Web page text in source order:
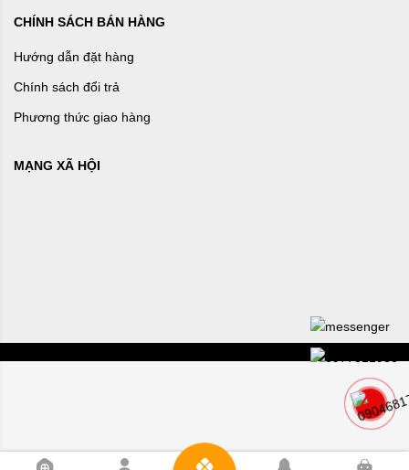
CHÍNH SÁCH BÁN HÀNG
Hướng dẫn đặt hàng
Chính sách đổi trả
Phương thức giao hàng
MẠNG XÃ HỘI